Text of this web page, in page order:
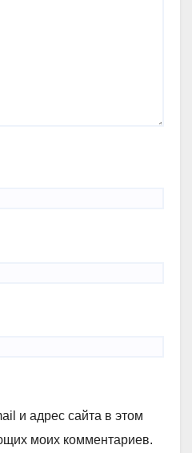
и адрес сайта в этом
моих комментариев.